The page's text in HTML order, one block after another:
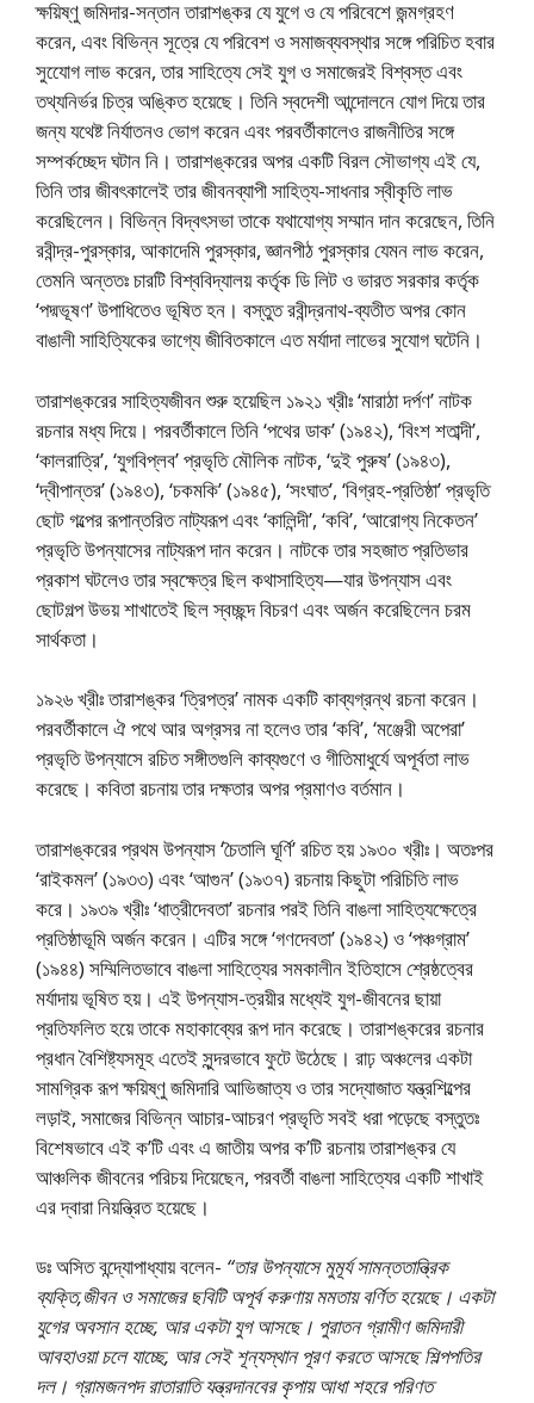
ক্ষয়িষ্ণু জমিদার-সন্তান তারাশঙ্কর যে যুগে ও যে পরিবেশে জন্মগ্রহণ
করেন, এবং বিভিন্ন সূত্রে যে পরিবেশ ও সমাজব্যবস্থার সঙ্গে পরিচিত হবার
সুযোেগ লাভ করেন, তার সাহিত্যে সেই যুগ ও সমাজেরই বিশ্বস্ত এবং
তথ্যনির্ভর চিত্র অঙ্কিত হয়েছে। তিনি স্বদেশী আন্দোলনে যােগ দিয়ে তার
জন্য যথেষ্ট নির্যাতনও ভােগ করেন এবং পরবর্তীকালেও রাজনীতির সঙ্গে
সম্পর্কচ্ছেদ ঘটান নি। তারাশঙ্করের অপর একটি বিরল সৌভাগ্য এই যে,
তিনি তার জীবৎকালেই তার জীবনব্যাপী সাহিত্য-সাধনার স্বীকৃতি লাভ
করেছিলেন। বিভিন্ন বিদ্বৎসভা তাকে যথাযােগ্য সম্মান দান করেছেন, তিনি
রবীন্দ্র-পুরস্কার, আকাদেমি পুরস্কার, জ্ঞানপীঠ পুরস্কার যেমন লাভ করেন,
তেমনি অন্ততঃ চারটি বিশ্ববিদ্যালয় কর্তৃক ডি লিট ও ভারত সরকার কর্তৃক
‘পদ্মভূষণ’ উপাধিতেও ভূষিত হন। বস্তুত রবীন্দ্রনাথ-ব্যতীত অপর কোন
বাঙালী সাহিত্যিকের ভাগ্যে জীবিতকালে এত মর্যাদা লাভের সুযােগ ঘটেনি।
তারাশঙ্করের সাহিত্যজীবন শুরু হয়েছিল ১৯২১ খ্রীঃ ‘মারাঠা দর্পণ’ নাটক
রচনার মধ্য দিয়ে। পরবর্তীকালে তিনি ‘পথের ডাক’ (১৯৪২), ‘বিংশ শতাব্দী’,
‘কালরাত্রি’, ‘যুগবিপ্লব’ প্রভৃতি মৌলিক নাটক, ‘দুই পুরুষ’ (১৯৪৩),
‘দ্বীপান্তর’ (১৯৪৩), ‘চকমকি’ (১৯৪৫), ‘সংঘাত’, ‘বিগ্রহ-প্রতিষ্ঠা’ প্রভৃতি
ছােট গল্পের রূপান্তরিত নাট্যরূপ এবং ‘কালিন্দী’, ‘কবি’, ‘আরােগ্য নিকেতন’
প্রভৃতি উপন্যাসের নাট্যরূপ দান করেন। নাটকে তার সহজাত প্রতিভার
প্রকাশ ঘটলেও তার স্বক্ষেত্র ছিল কথাসাহিত্য—যার উপন্যাস এবং
ছােটগল্প উভয় শাখাতেই ছিল স্বচ্ছন্দ বিচরণ এবং অর্জন করেছিলেন চরম
সার্থকতা।
১৯২৬ খ্রীঃ তারাশঙ্কর ‘ত্রিপত্র’ নামক একটি কাব্যগ্রন্থ রচনা করেন।
পরবর্তীকালে ঐ পথে আর অগ্রসর না হলেও তার ‘কবি’, ‘মঞ্জেরী অপেরা’
প্রভৃতি উপন্যাসে রচিত সঙ্গীতগুলি কাব্যগুণে ও গীতিমাধুর্যে অপূর্বতা লাভ
করেছে। কবিতা রচনায় তার দক্ষতার অপর প্রমাণও বর্তমান।
তারাশঙ্করের প্রথম উপন্যাস ‘চৈতালি ঘূর্ণি’ রচিত হয় ১৯৩০ খ্রীঃ। অতঃপর
‘রাইকমল’ (১৯৩৩) এবং ‘আগুন’ (১৯৩৭) রচনায় কিছুটা পরিচিতি লাভ
করে। ১৯৩৯ খ্রীঃ ‘ধাত্রীদেবতা’ রচনার পরই তিনি বাঙলা সাহিত্যক্ষেত্রে
প্রতিষ্ঠাভূমি অর্জন করেন। এটির সঙ্গে ‘গণদেবতা’ (১৯৪২) ও ‘পঞ্চগ্রাম’
(১৯৪৪) সম্মিলিতভাবে বাঙলা সাহিত্যের সমকালীন ইতিহাসে শ্রেষ্ঠত্বের
মর্যাদায় ভূষিত হয়। এই উপন্যাস-ত্রয়ীর মধ্যেই যুগ-জীবনের ছায়া
প্রতিফলিত হয়ে তাকে মহাকাব্যের রূপ দান করেছে। তারাশঙ্করের রচনার
প্রধান বৈশিষ্ট্যসমূহ এতেই সুন্দরভাবে ফুটে উঠেছে। রাঢ় অঞ্চলের একটা
সামগ্রিক রূপ ক্ষয়িষ্ণু জমিদারি আভিজাত্য ও তার সদ্যোজাত যন্ত্রশিল্পের
লড়াই, সমাজের বিভিন্ন আচার-আচরণ প্রভৃতি সবই ধরা পড়েছে বস্তুতঃ
বিশেষভাবে এই ক’টি এবং এ জাতীয় অপর ক’টি রচনায় তারাশঙ্কর যে
আঞ্চলিক জীবনের পরিচয় দিয়েছেন, পরবর্তী বাঙলা সাহিত্যের একটি শাখাই
এর দ্বারা নিয়ন্ত্রিত হয়েছে।
ডঃ অসিত বন্দ্যোপাধ্যায় বলেন- “তার উপন্যাসে মুমূর্য সামন্ততান্ত্রিক
ব্যক্তি,জীবন ও সমাজের ছবিটি অপূর্ব করুণায় মমতায় বর্ণিত হয়েছে। একটা
যুগের অবসান হচ্ছে, আর একটা যুগ আসছে। পুরাতন গ্রামীণ জমিদারী
আবহাওয়া চলে যাচ্ছে, আর সেই শূন্যস্থান পূরণ করতে আসছে শিল্পপতির
দল। গ্রামজনপদ রাতারাতি যন্ত্রদানবের কৃপায় আধা শহরে পরিণত